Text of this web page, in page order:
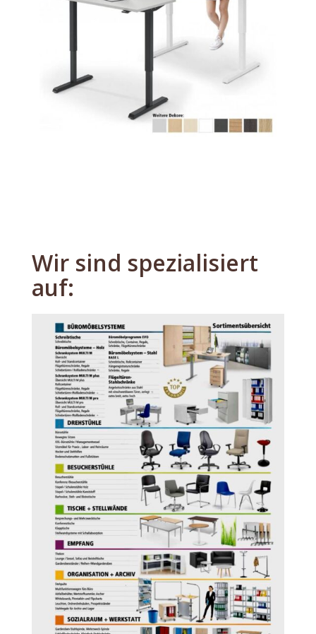
Wir sind spezialisiert
auf: